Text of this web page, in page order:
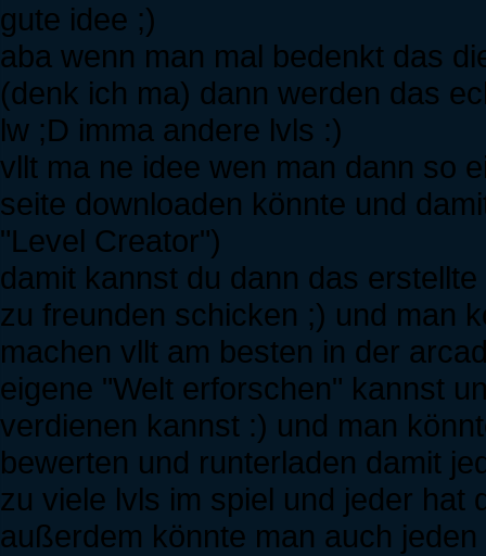
gute idee ;)
aba wenn man mal bedenkt das
(denk ich ma) dann werden das
lw ;D imma andere lvls :)
vllt ma ne idee wen man dann so
seite downloaden könnte und
"Level Creator")
damit kannst du dann das
zu freunden schicken ;) und man
machen vllt am besten in der
eigene "Welt erforschen" kannst
verdienen kannst :) und man
bewerten und runterladen damit
zu viele lvls im spiel und jeder hat
außerdem könnte man auch